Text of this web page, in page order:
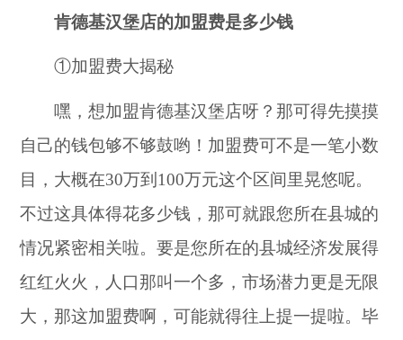
肯德基汉堡店的加盟费是多少钱
①加盟费大揭秘
嘿，想加盟肯德基汉堡店呀？那可得先摸摸
自己的钱包够不够鼓哟！加盟费可不是一笔小数
目，大概在30万到100万元这个区间里晃悠呢。
不过这具体得花多少钱，那可就跟您所在县城的
情况紧密相关啦。要是您所在的县城经济发展得
红红火火，人口那叫一个多，市场潜力更是无限
大，那这加盟费啊，可能就得往上提一提啦。毕